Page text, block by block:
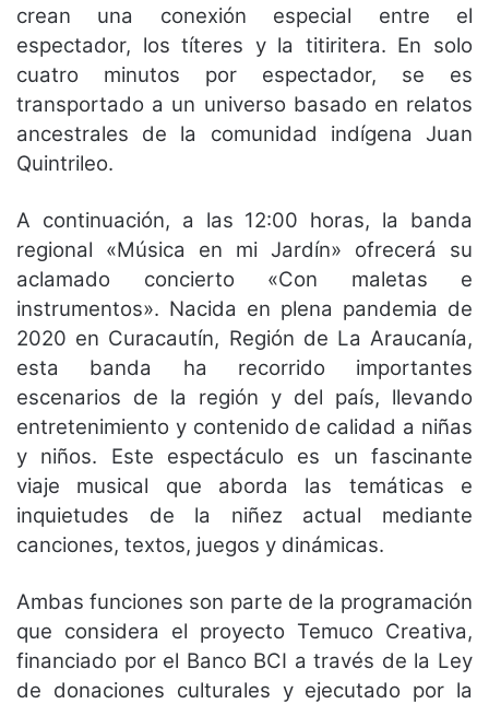
crean una conexión especial entre el
espectador, los títeres y la titiritera. En solo
cuatro minutos por espectador, se es
transportado a un universo basado en relatos
ancestrales de la comunidad indígena Juan
Quintrileo.
A continuación, a las 12:00 horas, la banda
regional «Música en mi Jardín» ofrecerá su
aclamado concierto «Con maletas e
instrumentos». Nacida en plena pandemia de
2020 en Curacautín, Región de La Araucanía,
esta banda ha recorrido importantes
escenarios de la región y del país, llevando
entretenimiento y contenido de calidad a niñas
y niños. Este espectáculo es un fascinante
viaje musical que aborda las temáticas e
inquietudes de la niñez actual mediante
canciones, textos, juegos y dinámicas.
Ambas funciones son parte de la programación
que considera el proyecto Temuco Creativa,
financiado por el Banco BCI a través de la Ley
de donaciones culturales y ejecutado por la